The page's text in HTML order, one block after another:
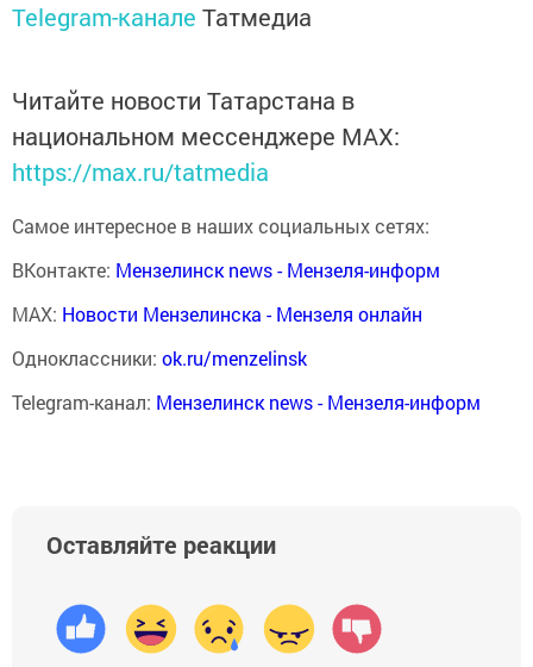
Telegram-канале Татмедиа
Читайте новости Татарстана в
национальном мессенджере MАХ:
https://max.ru/tatmedia
Самое интересное в наших социальных сетях:
ВКонтакте: Мензелинск news - Мензеля-информ
MAX: Новости Мензелинска - Мензеля онлайн
Одноклассники: ok.ru/menzelinsk
Telegram-канал: Мензелинск news - Мензеля-информ
Оставляйте реакции